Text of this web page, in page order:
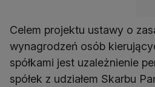
Celem projektu ustawy o
wynagrodzeń osób
spółkami jest uzależnienie
spółek z udziałem Skarbu